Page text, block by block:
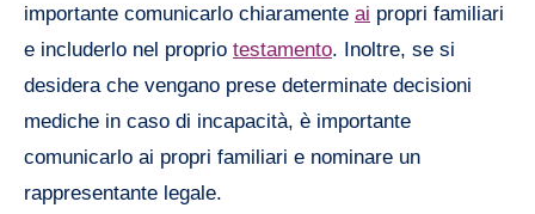
importante comunicarlo chiaramente ai propri familiari
e includerlo nel proprio testamento. Inoltre, se si
desidera che vengano prese determinate decisioni
mediche in caso di incapacità, è importante
comunicarlo ai propri familiari e nominare un
rappresentante legale.